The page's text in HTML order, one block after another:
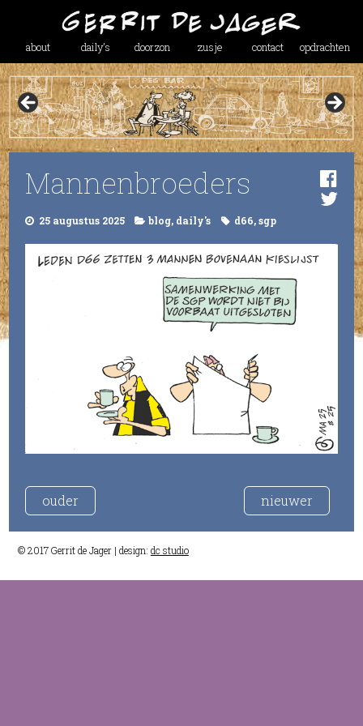
about daily’s doorzon zusje contact opdrachten
Mannenbroeders
25 augustus 2025 blog, daily's d66,sgp
ouder nieuwer
© 2017 Gerrit de Jager | design: dc studio